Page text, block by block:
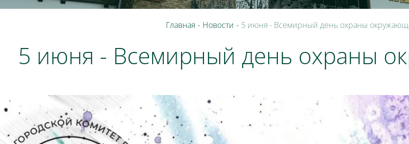
Главная - Новости - 5 июня - Всемирный день охраны
5 июня - Всемирный день охраны